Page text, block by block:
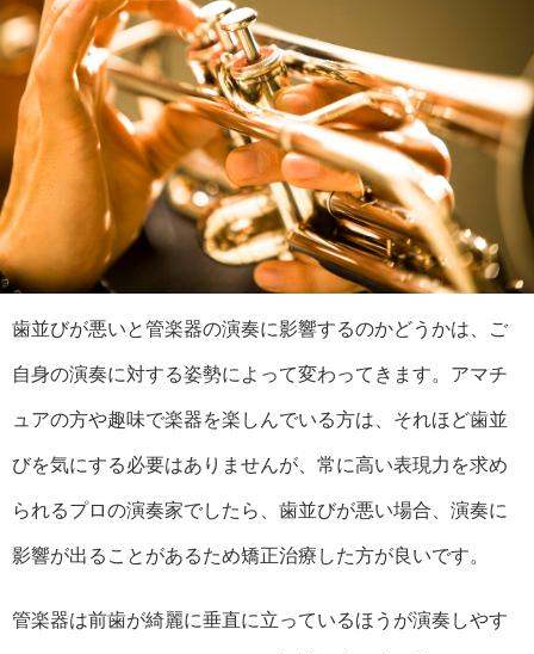
歯並びが悪いと管楽器の演奏に影響するのかどうかは、ご
自身の演奏に対する姿勢によって変わってきます。アマチ
ュアの方や趣味で楽器を楽しんでいる方は、それほど歯並
びを気にする必要はありませんが、常に高い表現力を求め
られるプロの演奏家でしたら、歯並びが悪い場合、演奏に
影響が出ることがあるため矯正治療した方が良いです。
管楽器は前歯が綺麗に垂直に立っているほうが演奏しやす